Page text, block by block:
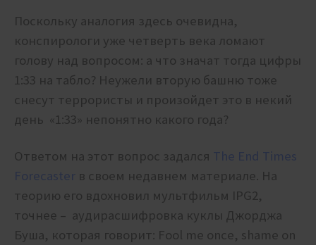
Поскольку аналогия здесь очевидна,
конспирологи уже четверть века ломают
голову над вопросом: а что значат тогда цифры
1:33 на табло? Неужели вторую башню тоже
снесут террористы и произойдет это в некий
день «1:33» непонятно какого года?
Ответом на этот вопрос задался The End Times
Forecaster в своем недавнем материале. На
теорию его вдохновил мультфильм IPG2,
точнее – аудирасшифровка куклы Джорджа
Буша, которая говорит: Fool me once, shame on